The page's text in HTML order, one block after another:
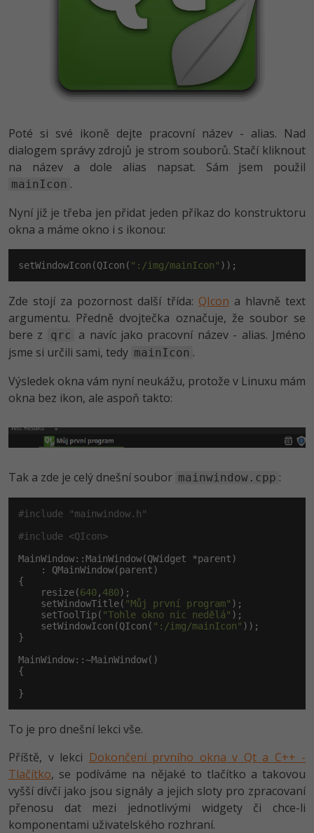
Poté si své ikoně dejte pracovní název - alias. Nad
dialogem správy zdrojů je strom souborů. Stačí kliknout
na název a dole alias napsat. Sám jsem použil
mainIcon .
Nyní již je třeba jen přidat jeden příkaz do konstruktoru
okna a máme okno i s ikonou:
setWindowIcon(QIcon( ":/img/mainIcon" ));
Zde stojí za pozornost další třída: QIcon a hlavně text
argumentu. Předně dvojtečka označuje, že soubor se
bere z
qrc
a navíc jako pracovní název - alias. Jméno
jsme si určili sami, tedy mainIcon .
Výsledek okna vám nyní neukážu, protože v Linuxu mám
okna bez ikon, ale aspoň takto:
Tak a zde je celý dnešní soubor mainwindow.cpp :
#include "mainwindow.h"
#include <QIcon>
MainWindow::MainWindow(QWidget *parent)
    : QMainWindow(parent)
{
    resize(
640, 480);
    setWindowTitle(
"Můj první program" );
    setToolTip(
"Tohle okno nic nedělá" );
    setWindowIcon(QIcon(
":/img/mainIcon" ));
}
MainWindow::~MainWindow()
{
}
To je pro dnešní lekci vše.
Příště, v lekci Dokončení prvního okna v Qt a C++ -
Tlačítko, se podíváme na nějaké to tlačítko a takovou
vyšší dívčí jako jsou signály a jejich sloty pro zpracovaní
přenosu dat mezi jednotlivými widgety či chce-li
komponentami uživatelského rozhraní.